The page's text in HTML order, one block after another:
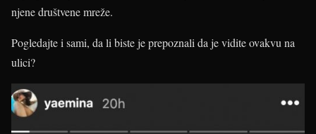
njene društvene mreže.
Pogledajte i sami, da li biste je prepoznali da je vidite ovakvu na
ulici?